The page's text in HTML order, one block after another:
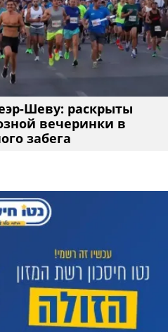
Шеву: раскрыты
вечеринки в
забега